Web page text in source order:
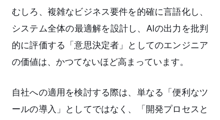
むしろ、複雑なビジネス要件を的確に言語化し、
システム全体の最適解を設計し、AIの出力を批判
的に評価する「意思決定者」としてのエンジニア
の価値は、かつてないほど高まっています。
自社への適用を検討する際は、単なる「便利なツ
ールの導入」としてではなく、「開発プロセスと